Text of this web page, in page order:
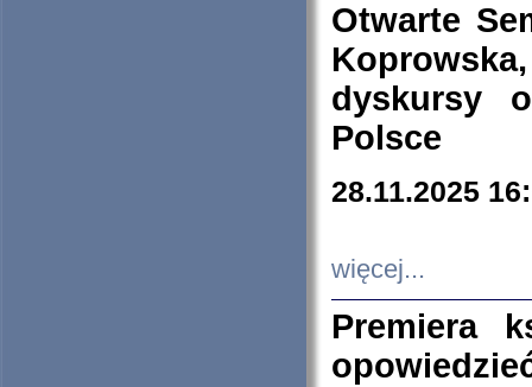
Otwarte
dyskursy
Polsce
28.11.2025
więcej...
Premiera